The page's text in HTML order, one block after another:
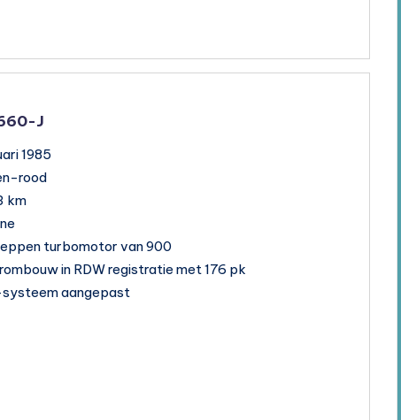
J
1985
rood
km
turbomotor van 900
in RDW registratie met 176 pk
aangepast